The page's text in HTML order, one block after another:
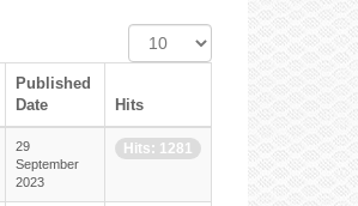
Display
#
Published
Date
Hits
29
September
2023
Hits: 1281